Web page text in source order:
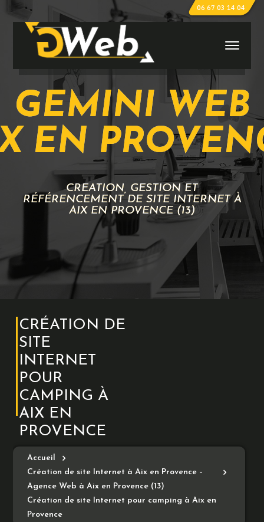
06 67 03 14 04
GEMINI WEB
EN
CRÉATION, GESTION ET
RÉFÉRENCEMENT DE SITE INTERNET À
AIX EN PROVENCE (13)
CRÉATION DE
SITE
INTERNET
POUR
CAMPING À
AIX EN
PROVENCE
Accueil
Création de site Internet à Aix en Provence –
Agence Web à Aix en Provence (13)
Création de site Internet pour camping à Aix en
Provence